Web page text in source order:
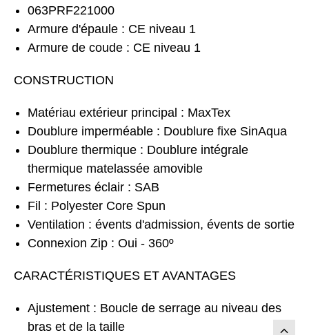
063PRF221000
Armure d'épaule : CE niveau 1
Armure de coude : CE niveau 1
CONSTRUCTION
Matériau extérieur principal : MaxTex
Doublure imperméable : Doublure fixe SinAqua
Doublure thermique : Doublure intégrale
thermique matelassée amovible
Fermetures éclair : SAB
Fil : Polyester Core Spun
Ventilation : évents d'admission, évents de sortie
Connexion Zip : Oui - 360º
CARACTÉRISTIQUES ET AVANTAGES
Ajustement : Boucle de serrage au niveau des
bras et de la taille